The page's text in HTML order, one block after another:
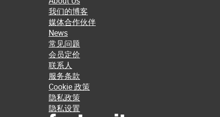
我们的博客
媒体合作伙伴
News
常见问题
会员定价
联系人
服务条款
Cookie 政策
隐私政策
隐私设置